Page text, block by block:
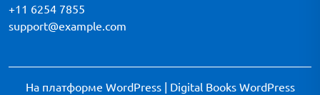
+11 6254 7855
support@example.com
На платформе WordPress | Digital Books WordPress